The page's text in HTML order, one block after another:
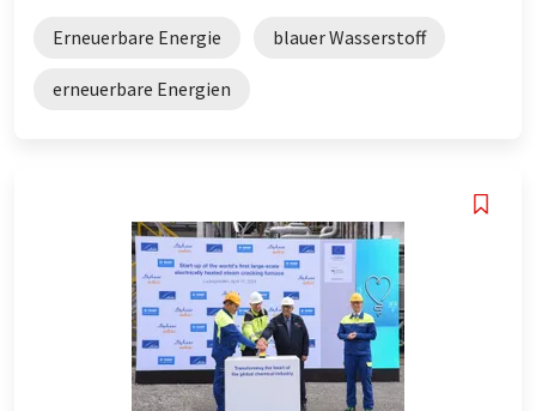
Erneuerbare Energie blauer Wasserstoff
erneuerbare Energien